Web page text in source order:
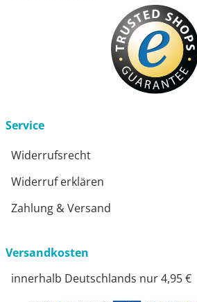
Service
Widerrufsrecht
Widerruf erklären
Zahlung & Versand
Versandkosten
innerhalb Deutschlands nur 4,95 €